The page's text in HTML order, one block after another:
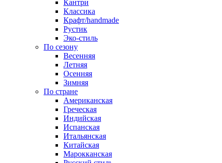
Кантри
Классика
Крафт/handmade
Рустик
Эко-стиль
По сезону
Весенняя
Летняя
Осенняя
Зимняя
По стране
Американская
Греческая
Индийская
Испанская
Итальянская
Китайская
Марокканская